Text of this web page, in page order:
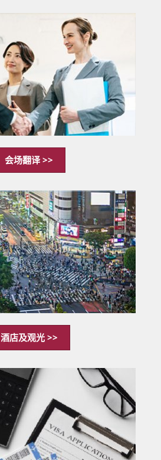
会场翻译 >>
酒店及观光 >>